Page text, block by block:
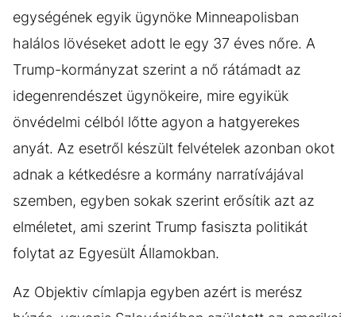
egységének egyik ügynöke Minneapolisban
halálos lövéseket adott le egy 37 éves nőre. A
Trump-kormányzat szerint a nő rátámadt az
idegenrendészet ügynökeire, mire egyikük
önvédelmi célból lőtte agyon a hatgyerekes
anyát. Az esetről készült felvételek azonban okot
adnak a kétkedésre a kormány narratívájával
szemben, egyben sokak szerint erősítik azt az
elméletet, ami szerint Trump fasiszta politikát
folytat az Egyesült Államokban.
Az Objektiv címlapja egyben azért is merész